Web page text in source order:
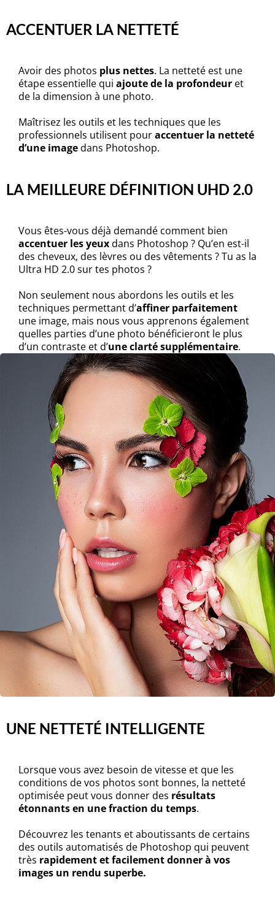
ACCENTUER LA NETTETÉ
Avoir des photos plus nettes. La netteté est une
étape essentielle qui ajoute de la profondeur et
de la dimension à une photo.
Maîtrisez les outils et les techniques que les
professionnels utilisent pouraccentuer la netteté
d’une imagedans Photoshop.
LA MEILLEURE DÉFINITION UHD 2.0
Vous êtes-vous déjà demandé comment bien
accentuer les yeuxdans Photoshop ? Qu’en est-il
des cheveux, des lèvres ou des vêtements ? Tu as la
Ultra HD 2.0 sur tes photos ?
Non seulement nous abordons les outils et les
techniques permettant d’affiner parfaitement
une image, mais nous vous apprenons également
quelles parties d’une photo bénéficieront le plus
d’un contraste et d’une clarté supplémentaire.
UNE NETTETÉ INTELLIGENTE
Lorsque vous avez besoin de vitesse et que les
conditions de vos photos sont bonnes, la netteté
optimisée peut vous donner des résultats
étonnants en une fraction du temps.
Découvrez les tenants et aboutissants de certains
des outils automatisés de Photoshop qui peuvent
très rapidement et facilement donner à vos
images un rendu superbe.